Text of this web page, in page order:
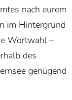
nach eurem
im Hintergrund
Wortwahl –
des
genügend